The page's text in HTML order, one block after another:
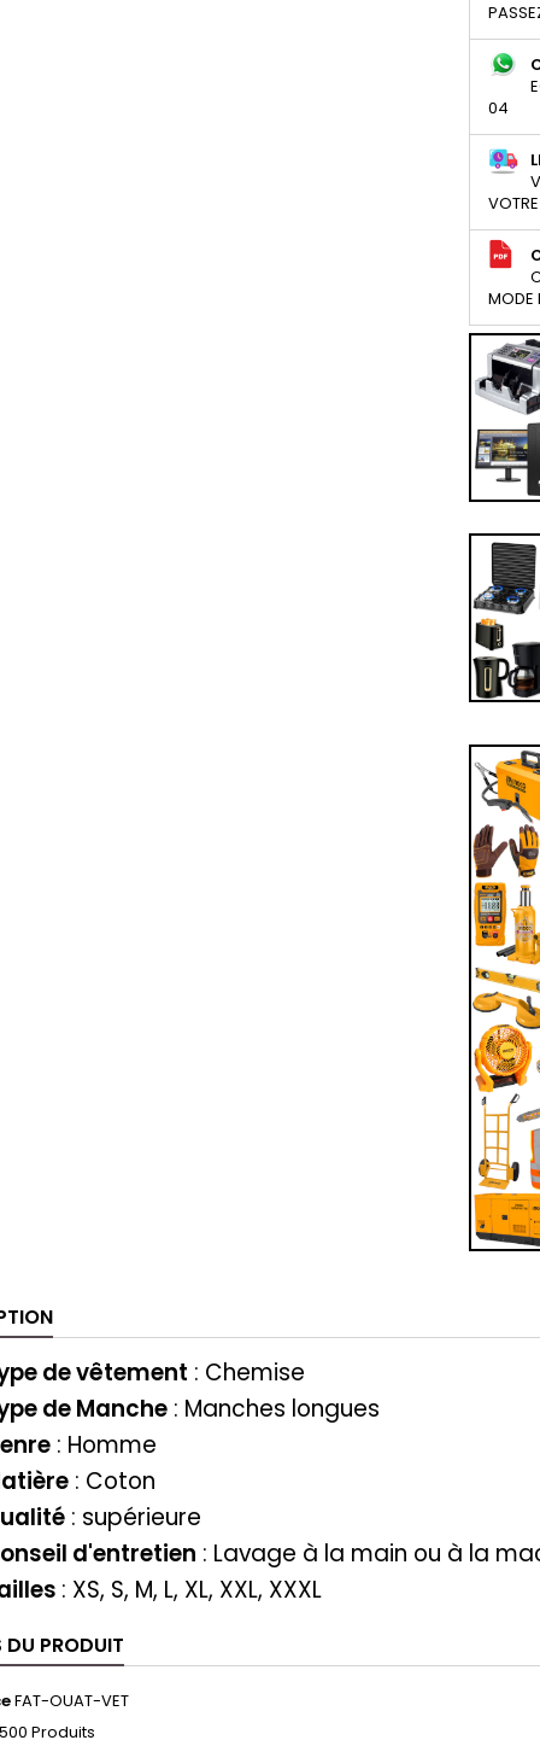
04
MODE
de vêtement : ‎‎Chemise
de Manche : Manches longues
: Homme
‎‎: Coton
: supérieure
d'entretien : Lavage à la main ou à la
: XS, S, M, L, XL, XXL, XXXL
DU PRODUIT
FAT-OUAT-VET
500 Produits